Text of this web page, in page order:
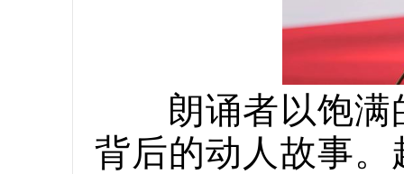
朗诵者以饱满的
背后的动人故事